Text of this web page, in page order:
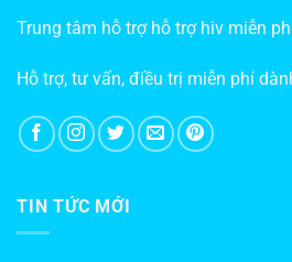
Trung tâm hỗ trợ hỗ trợ hiv miễn
Hỗ trợ, tư vấn, điều trị miễn phí
TIN TỨC MỚI